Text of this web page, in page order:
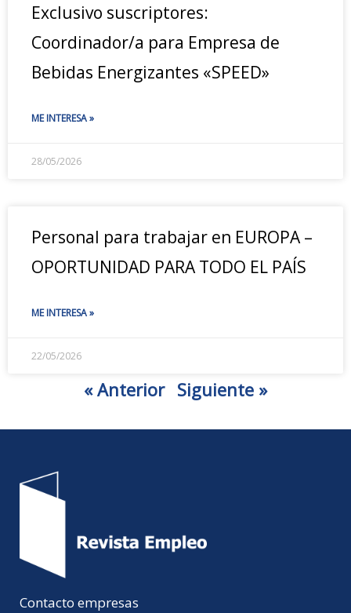
Exclusivo suscriptores:
Coordinador/a para Empresa de
Bebidas Energizantes «SPEED»
ME INTERESA »
28/05/2026
Personal para trabajar en EUROPA –
OPORTUNIDAD PARA TODO EL PAÍS
ME INTERESA »
22/05/2026
« Anterior Siguiente »
Contacto empresas